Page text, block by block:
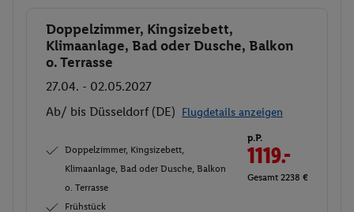
Buchen
Doppelzimmer, Kingsizebett,
Klimaanlage, Bad oder Dusche, Balkon
o. Terrasse
27.04. - 02.05.2027
Ab/ bis Düsseldorf (DE) Flugdetails anzeigen
Doppelzimmer, Kingsizebett,
Klimaanlage, Bad oder Dusche, Balkon
o. Terrasse
Frühstück
p.P.
1119.-
Gesamt 2238 €